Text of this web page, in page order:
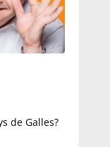
de Galles?